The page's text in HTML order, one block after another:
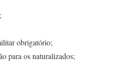
obrigatório;
para os naturalizados;